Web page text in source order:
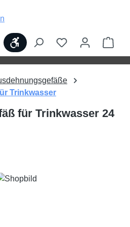
Werkzeugleiste anzeigen
Trinkwasser
für Trinkwasser 24